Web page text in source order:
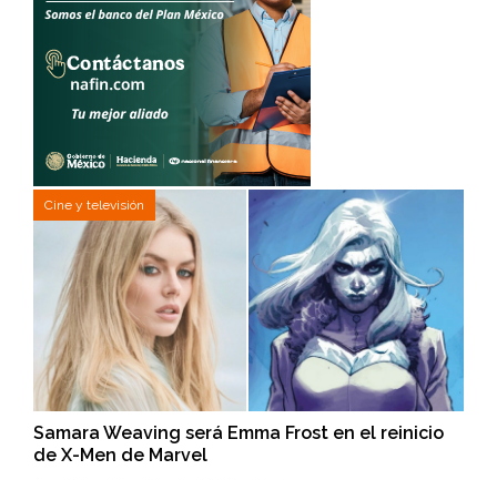
Cine y televisión
Samara Weaving será Emma Frost en el reinicio
de X-Men de Marvel